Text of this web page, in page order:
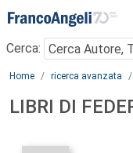
Menu
Cerca:
Main content
Home ricerca avanzata
LIBRI DI